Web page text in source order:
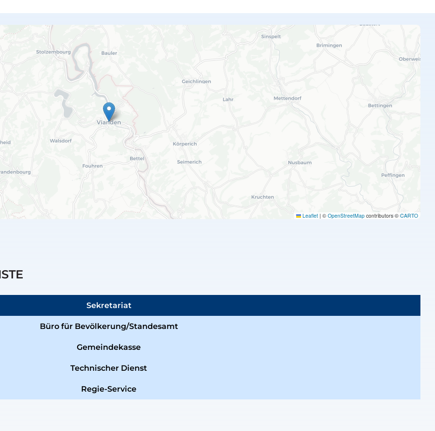
Leaflet | © OpenStreetMap contributors © CARTO
Sekretariat
Büro für Bevölkerung/Standesamt
Gemeindekasse
Technischer Dienst
Regie-Service